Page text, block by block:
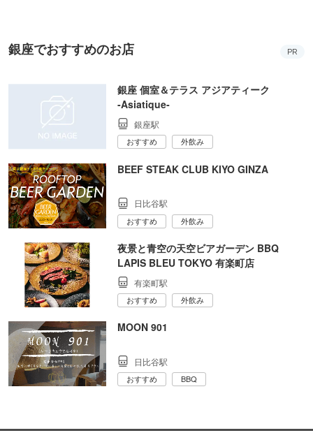
銀座でおすすめのお店 PR
銀座 個室＆テラス アジアティーク
‐Asiatique‐
銀座駅
おすすめ 外飲み
BEEF STEAK CLUB KIYO GINZA
日比谷駅
おすすめ 外飲み
夜景と青空の天空ビアガーデン BBQ
LAPIS BLEU TOKYO 有楽町店
有楽町駅
おすすめ 外飲み
MOON 901
日比谷駅
おすすめ BBQ